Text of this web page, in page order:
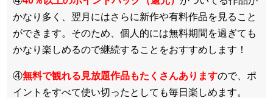
かなり多く、翌月にはさらに新作や有料作品を見ること
ができます。そのため、個人的には無料期間を過ぎても
かなり楽しめるので継続することをおすすめします！
④無料で観れる見放題作品もたくさんありますので、ポ
イントをすべて使い切ったとしても毎日楽しめます。